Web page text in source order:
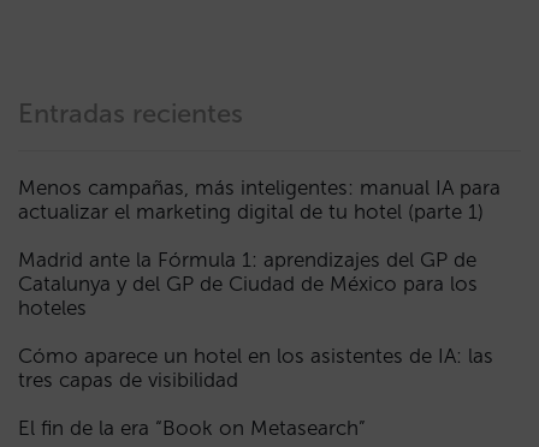
Entradas recientes
Menos campañas, más inteligentes: manual IA para
actualizar el marketing digital de tu hotel (parte 1)
Madrid ante la Fórmula 1: aprendizajes del GP de
Catalunya y del GP de Ciudad de México para los
hoteles
Cómo aparece un hotel en los asistentes de IA: las
tres capas de visibilidad
El fin de la era “Book on Metasearch”